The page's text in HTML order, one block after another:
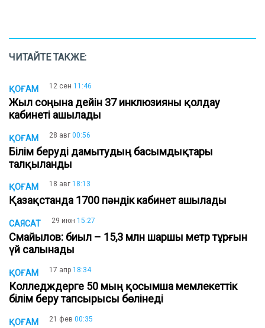
ЧИТАЙТЕ ТАКЖЕ:
ҚОҒАМ 12 сен 11:46
Жыл соңына дейін 37 инклюзияны қолдау
кабинеті ашылады
ҚОҒАМ 28 авг 00:56
Білім беруді дамытудың басымдықтары
талқыланды
ҚОҒАМ 18 авг 18:13
Қазақстанда 1700 пәндік кабинет ашылады
САЯСАТ 29 июн 15:27
Смайылов: биыл – 15,3 млн шаршы метр тұрғын
үй салынады
ҚОҒАМ 17 апр 18:34
Колледждерге 50 мың қосымша мемлекеттік
білім беру тапсырысы бөлінеді
ҚОҒАМ 21 фев 00:35